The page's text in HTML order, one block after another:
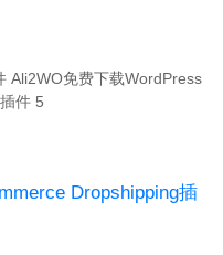
Ali2WO免费下载WordPress
件 5
Dropshipping插